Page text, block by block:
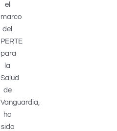
el
marco
del
PERTE
para
la
Salud
de
Vanguardia,
ha
sido